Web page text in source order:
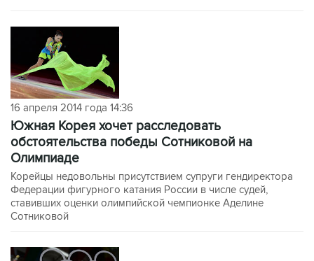
16 апреля 2014 года 14:36
Южная Корея хочет расследовать
обстоятельства победы Сотниковой на
Олимпиаде
Корейцы недовольны присутствием супруги гендиректора
Федерации фигурного катания России в числе судей,
ставивших оценки олимпийской чемпионке Аделине
Сотниковой